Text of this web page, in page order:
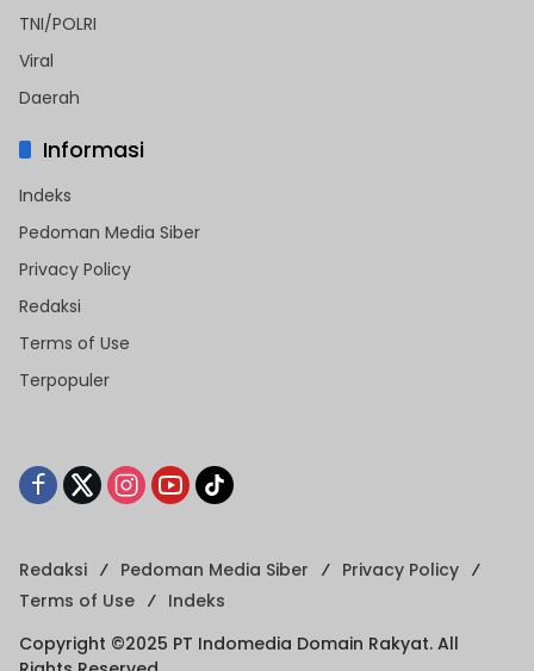
TNI/POLRI
Viral
Daerah
Informasi
Indeks
Pedoman Media Siber
Privacy Policy
Redaksi
Terms of Use
Terpopuler
Redaksi Pedoman Media Siber
Privacy Policy
Terms of Use
Indeks
Copyright ©2025 PT Indomedia Domain Rakyat. All